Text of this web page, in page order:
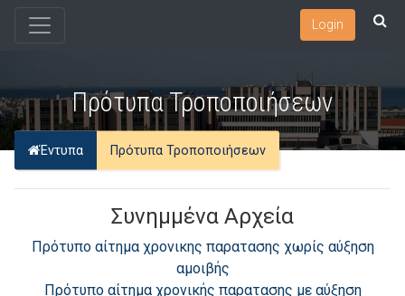
Login
Πρότυπα Τροποποιήσεων
Έντυπα Πρότυπα Τροποποιήσεων
Συνημμένα Αρχεία
Πρότυπο αίτημα χρονικης παρατασης χωρίς αύξηση
αμοιβής
Πρότυπο αίτημα χρονικής παρατασης με αύξηση